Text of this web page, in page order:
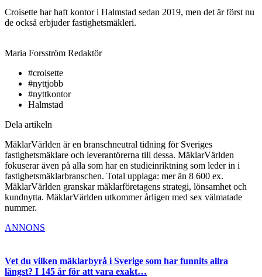
Croisette har haft kontor i Halmstad sedan 2019, men det är först nu
de också erbjuder fastighetsmäkleri.
Maria Forsström Redaktör
#croisette
#nyttjobb
#nyttkontor
Halmstad
Dela artikeln
MäklarVärlden är en branschneutral tidning för Sveriges
fastighetsmäklare och leverantörerna till dessa. MäklarVärlden
fokuserar även på alla som har en studieinriktning som leder in i
fastighetsmäklarbranschen. Total upplaga: mer än 8 600 ex.
MäklarVärlden granskar mäklarföretagens strategi, lönsamhet och
kundnytta. MäklarVärlden utkommer årligen med sex välmatade
nummer.
ANNONS
Vet du vilken mäklarbyrå i Sverige som har funnits allra
längst? I 145 år för att vara exakt…